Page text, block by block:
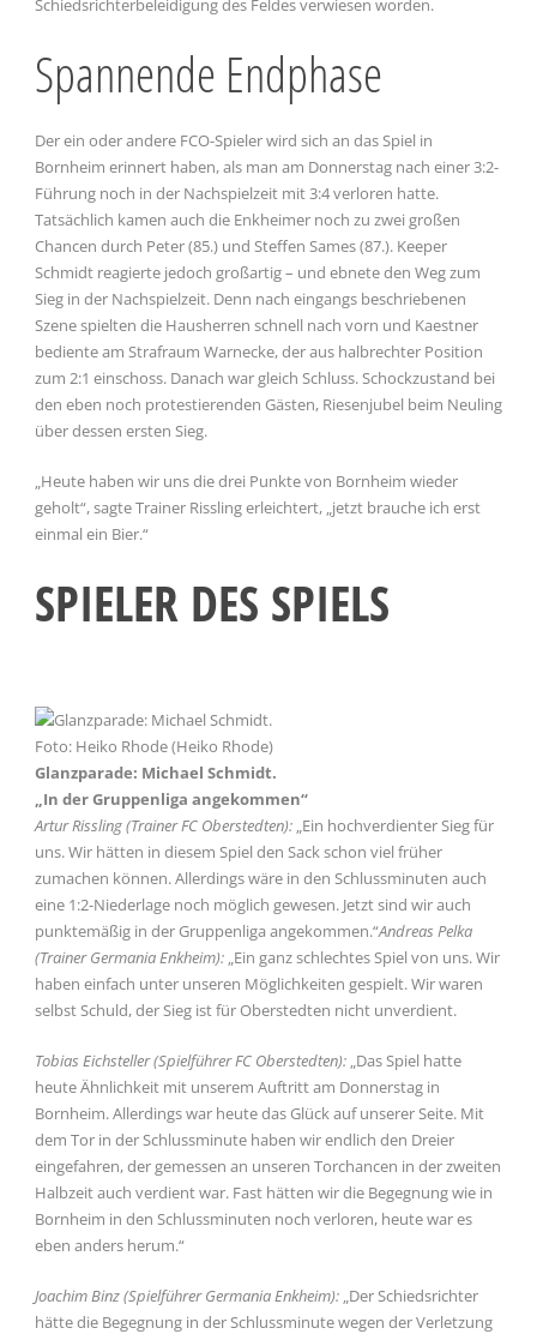
Schiedsrichterbeleidigung des Feldes verwiesen worden.
Spannende Endphase
Der ein oder andere FCO-Spieler wird sich an das Spiel in
Bornheim erinnert haben, als man am Donnerstag nach einer 3:2-
Führung noch in der Nachspielzeit mit 3:4 verloren hatte.
Tatsächlich kamen auch die Enkheimer noch zu zwei großen
Chancen durch Peter (85.) und Steffen Sames (87.). Keeper
Schmidt reagierte jedoch großartig – und ebnete den Weg zum
Sieg in der Nachspielzeit. Denn nach eingangs beschriebenen
Szene spielten die Hausherren schnell nach vorn und Kaestner
bediente am Strafraum Warnecke, der aus halbrechter Position
zum 2:1 einschoss. Danach war gleich Schluss. Schockzustand bei
den eben noch protestierenden Gästen, Riesenjubel beim Neuling
über dessen ersten Sieg.
„Heute haben wir uns die drei Punkte von Bornheim wieder
geholt“, sagte Trainer Rissling erleichtert, „jetzt brauche ich erst
einmal ein Bier.“
SPIELER DES SPIELS
Foto: Heiko Rhode (Heiko Rhode)
Glanzparade: Michael Schmidt.
„In der Gruppenliga angekommen“
Artur Rissling (Trainer FC Oberstedten): „Ein hochverdienter Sieg für
uns. Wir hätten in diesem Spiel den Sack schon viel früher
zumachen können. Allerdings wäre in den Schlussminuten auch
eine 1:2-Niederlage noch möglich gewesen. Jetzt sind wir auch
punktemäßig in der Gruppenliga angekommen.“Andreas Pelka
(Trainer Germania Enkheim): „Ein ganz schlechtes Spiel von uns. Wir
haben einfach unter unseren Möglichkeiten gespielt. Wir waren
selbst Schuld, der Sieg ist für Oberstedten nicht unverdient.
Tobias Eichsteller (Spielführer FC Oberstedten): „Das Spiel hatte
heute Ähnlichkeit mit unserem Auftritt am Donnerstag in
Bornheim. Allerdings war heute das Glück auf unserer Seite. Mit
dem Tor in der Schlussminute haben wir endlich den Dreier
eingefahren, der gemessen an unseren Torchancen in der zweiten
Halbzeit auch verdient war. Fast hätten wir die Begegnung wie in
Bornheim in den Schlussminuten noch verloren, heute war es
eben anders herum.“
Joachim Binz (Spielführer Germania Enkheim): „Der Schiedsrichter
hätte die Begegnung in der Schlussminute wegen der Verletzung